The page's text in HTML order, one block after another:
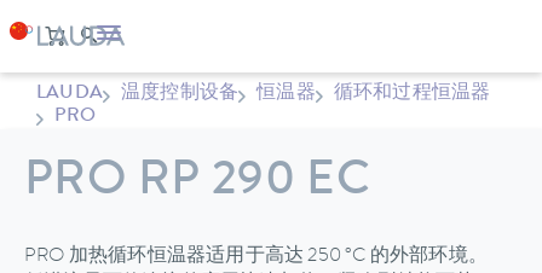
LAUDA 温度控制设备 恒温器
循环和过程恒温器
PRO
PRO RP 290 EC
PRO 加热循环恒温器适用于高达 250 °C 的外部环境。